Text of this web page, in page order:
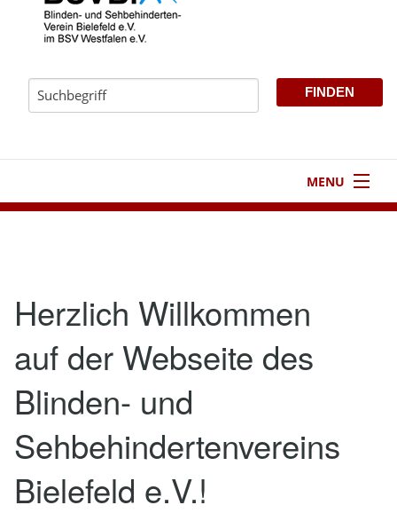
MENU
3Aktivitäten
Kontakt
Herzlich Willkommen
auf der Webseite des
Blinden- und
Sehbehindertenvereins
Bielefeld e.V.!